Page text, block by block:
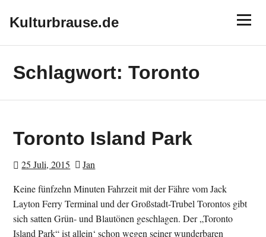
Kulturbrause.de Menu
Schlagwort:Toronto
Toronto Island Park
25 Juli, 2015
Jan
Keine fünfzehn Minuten Fahrzeit mit der Fähre vom Jack
Layton Ferry Terminal und der Großstadt-Trubel Torontos gibt
sich satten Grün- und Blautönen geschlagen. Der „Toronto
Island Park“ ist allein‘ schon wegen seiner wunderbaren